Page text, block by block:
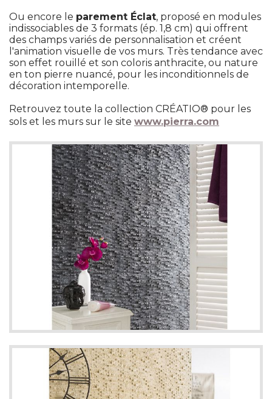
Ou encore le parement Éclat, proposé en modules
indissociables de 3 formats (ép. 1,8 cm) qui offrent
des champs variés de personnalisation et créent
l'animation visuelle de vos murs. Très tendance avec
son effet rouillé et son coloris anthracite, ou nature
en ton pierre nuancé, pour les inconditionnels de
décoration intemporelle.
Retrouvez toute la collection CRÉATIO® pour les
sols et les murs sur le site www.pierra.com